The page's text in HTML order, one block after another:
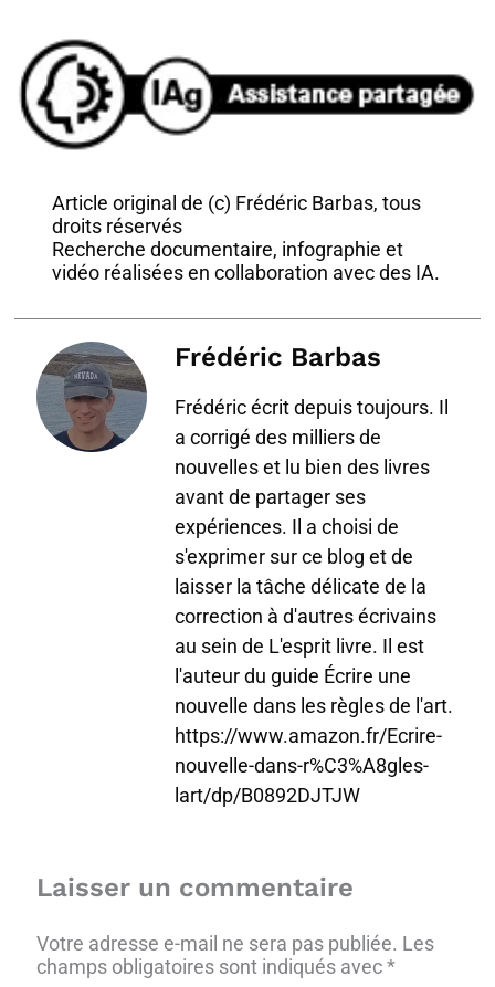
Article original de (c) Frédéric Barbas, tous
droits réservés
Recherche documentaire, infographie et
vidéo réalisées en collaboration avec des IA.
Frédéric Barbas
Frédéric écrit depuis toujours. Il
a corrigé des milliers de
nouvelles et lu bien des livres
avant de partager ses
expériences. Il a choisi de
s'exprimer sur ce blog et de
laisser la tâche délicate de la
correction à d'autres écrivains
au sein de L'esprit livre. Il est
l'auteur du guide Écrire une
nouvelle dans les règles de l'art.
https://www.amazon.fr/Ecrire-
nouvelle-dans-r%C3%A8gles-
lart/dp/B0892DJTJW
Laisser un commentaire
Votre adresse e-mail ne sera pas publiée. Les
champs obligatoires sont indiqués avec*